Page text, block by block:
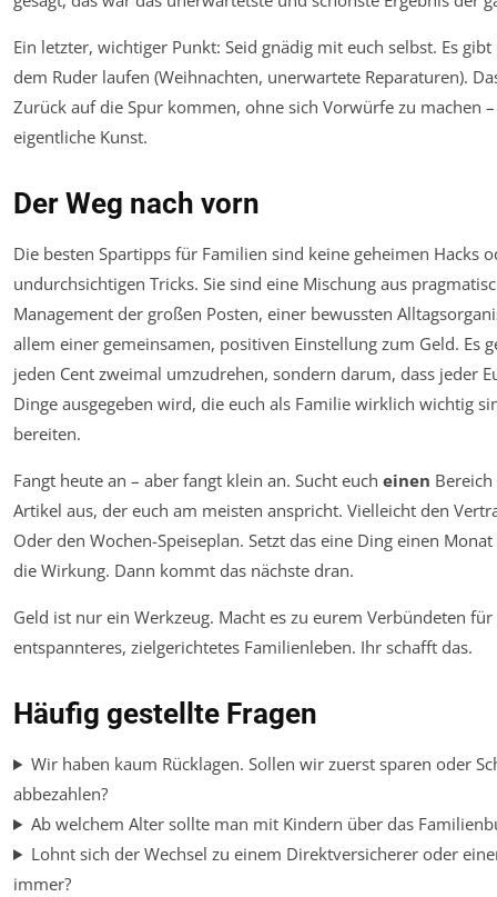
Ein letzter, wichtiger Punkt: Seid gnädig mit euch selbst. Es
dem Ruder laufen (Weihnachten, unerwartete Reparaturen).
Zurück auf die Spur kommen, ohne sich Vorwürfe zu machen
eigentliche Kunst.
Der Weg nach vorn
Die besten Spartipps für Familien sind keine geheimen Hacks
undurchsichtigen Tricks. Sie sind eine Mischung aus
Management der großen Posten, einer bewussten
allem einer gemeinsamen, positiven Einstellung zum Geld. Es
jeden Cent zweimal umzudrehen, sondern darum, dass jeder
Dinge ausgegeben wird, die euch als Familie wirklich wichtig
bereiten.
Fangt heute an – aber fangt klein an. Sucht euch einen
Artikel aus, der euch am meisten anspricht. Vielleicht den
Oder den Wochen-Speiseplan. Setzt das eine Ding einen
die Wirkung. Dann kommt das nächste dran.
Geld ist nur ein Werkzeug. Macht es zu eurem Verbündeten für
entspannteres, zielgerichtetes Familienleben. Ihr schafft das.
Häufig gestellte Fragen
Wir haben kaum Rücklagen. Sollen wir zuerst sparen oder
abbezahlen?
Ab welchem Alter sollte man mit Kindern über das
Lohnt sich der Wechsel zu einem Direktversicherer oder
immer?